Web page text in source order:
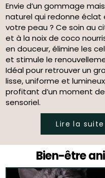
Envie d’un gommage
naturel qui redonne éclat
votre peau ? Ce soin au
et à la noix de coco
en douceur, élimine les
et stimule le
Idéal pour retrouver un
lisse, uniforme et
profitant d’un moment
sensoriel.
Lire la suite
Bien-être